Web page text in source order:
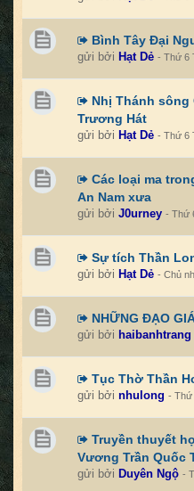
Bình Tây Đại
gửi bởi Hạt Dẻ - Thứ 6
Nhị Thánh sông
Trương Hát
gửi bởi Hạt Dẻ - Thứ 6
Các loại ma
An Nam xưa
gửi bởi J0urney - Thứ
Sự tích Thần
gửi bởi Hạt Dẻ - Chủ
NHỮNG ĐẠO
gửi bởi haibanhtrang
Tục Thờ Thần
gửi bởi nhulong - Thứ
Truyền thuyết
Vương Trần Quốc
gửi bởi Duyên Ngộ -